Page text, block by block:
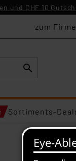
und CHF 10
zum
Sortiments-